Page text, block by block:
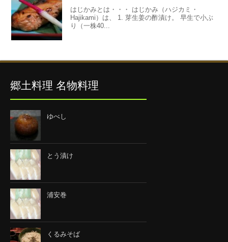
はじかみとは・・・ はじかみ（ハジカミ・
Hajikami）は、 1. 芽生姜の酢漬け。 早生で小ぶ
り（一株40...
郷土料理 名物料理
ゆべし
とう漬け
浦安巻
くるみそば